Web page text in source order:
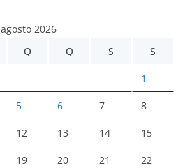
agosto 2026
Q Q S S
1
5 6 7 8
12 13 14 15
19 20 21 22